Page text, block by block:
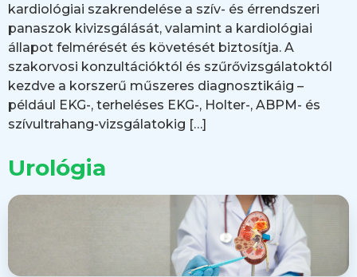
kardiológiai szakrendelése a szív- és érrendszeri
panaszok kivizsgálását, valamint a kardiológiai
állapot felmérését és követését biztosítja. A
szakorvosi konzultációktól és szűrővizsgálatoktól
kezdve a korszerű műszeres diagnosztikáig –
például EKG-, terheléses EKG-, Holter-, ABPM- és
szívultrahang-vizsgálatokig […]
Urológia